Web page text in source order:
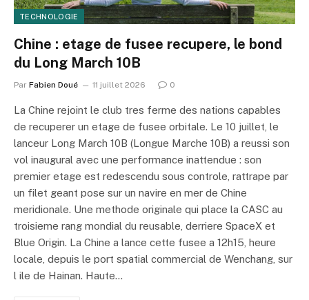
TECHNOLOGIE
Chine : etage de fusee recupere, le bond
du Long March 10B
Par Fabien Doué 11 juillet 2026 0
La Chine rejoint le club tres ferme des nations capables
de recuperer un etage de fusee orbitale. Le 10 juillet, le
lanceur Long March 10B (Longue Marche 10B) a reussi son
vol inaugural avec une performance inattendue : son
premier etage est redescendu sous controle, rattrape par
un filet geant pose sur un navire en mer de Chine
meridionale. Une methode originale qui place la CASC au
troisieme rang mondial du reusable, derriere SpaceX et
Blue Origin. La Chine a lance cette fusee a 12h15, heure
locale, depuis le port spatial commercial de Wenchang, sur
l ile de Hainan. Haute…